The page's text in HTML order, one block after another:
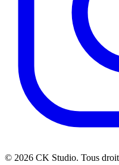
© 2026 CK Studio. Tous